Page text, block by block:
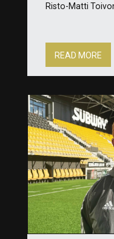
Risto-Matti
READ MORE